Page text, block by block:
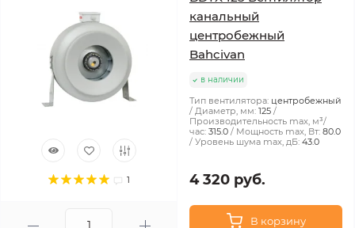
1
канальный
центробежный
Bahcivan
в наличии
Тип вентилятора: центробежный
Диаметр, мм: 125
Производительность max, м³/
час: 315.0 Мощность max, Вт: 80.0
Уровень шума max, дБ: 43.0
4 320 руб.
В корзину